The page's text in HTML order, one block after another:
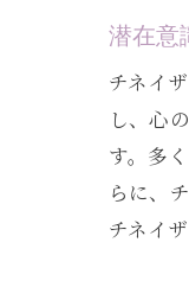
潜在意
チネイ
し、心
す。多
らに、
チネイ